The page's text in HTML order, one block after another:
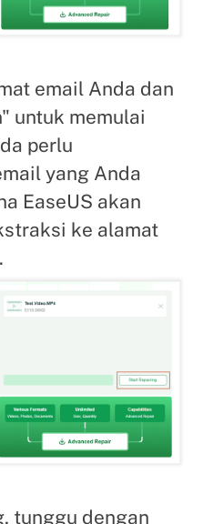
email Anda dan
untuk memulai
perlu
yang Anda
EaseUS akan
ke alamat
tunggu dengan